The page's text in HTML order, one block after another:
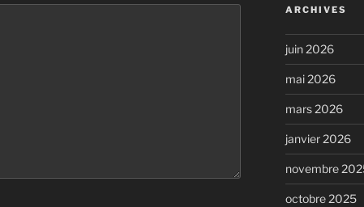
ARCHIVES
juin 2026
mai 2026
mars 2026
janvier 2026
novembre
octobre 2025